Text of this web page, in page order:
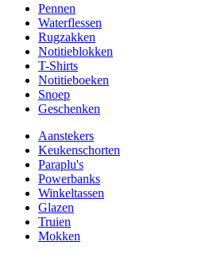
Pennen
Waterflessen
Rugzakken
Notitieblokken
T-Shirts
Notitieboeken
Snoep
Geschenken
Aanstekers
Keukenschorten
Paraplu's
Powerbanks
Winkeltassen
Glazen
Truien
Mokken